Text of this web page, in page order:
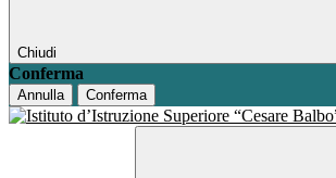
Chiudi
Conferma
Annulla Conferma